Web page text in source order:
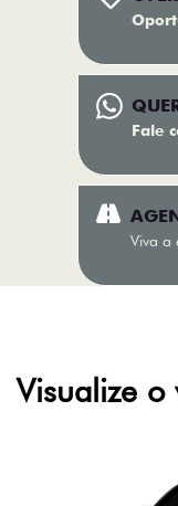
Fale
Viva a
Visualize o